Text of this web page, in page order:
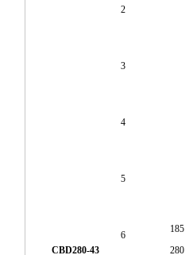
CBD280-43
2
185
280
3
4
5
6